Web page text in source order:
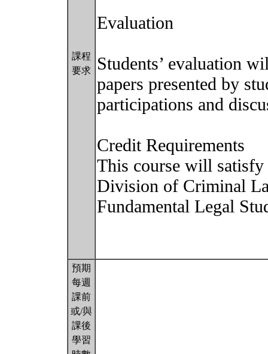
課程
要求
Evaluation
Students’ evaluation
papers presented by
participations and
Credit Requirements
This course will satisfy
Division of Criminal
Fundamental Legal
預期
每週
課前
或/與
課後
學習